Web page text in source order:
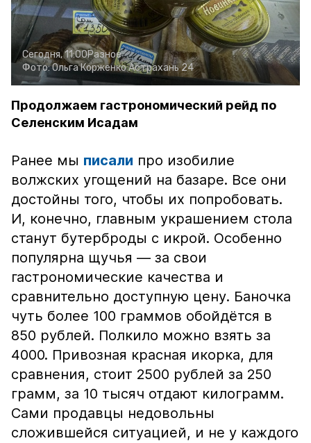
Сегодня, 11:00Разное
Фото:Ольга КорженкоАстрахань 24
Продолжаем гастрономический рейд по
Селенским Исадам
Ранее мы писали про изобилие
волжских угощений на базаре. Все они
достойны того, чтобы их попробовать.
И, конечно, главным украшением стола
станут бутерброды с икрой. Особенно
популярна щучья — за свои
гастрономические качества и
сравнительно доступную цену. Баночка
чуть более 100 граммов обойдётся в
850 рублей. Полкило можно взять за
4000. Привозная красная икорка, для
сравнения, стоит 2500 рублей за 250
грамм, за 10 тысяч отдают килограмм.
Сами продавцы недовольны
сложившейся ситуацией, и не у каждого